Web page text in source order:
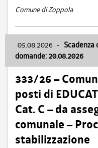
Comune di Zoppola
05.08.2026 - Scadenza
domande: 20.08.2026
333/26 –
posti di
Cat. C – da
comunale –
stabilizzazione